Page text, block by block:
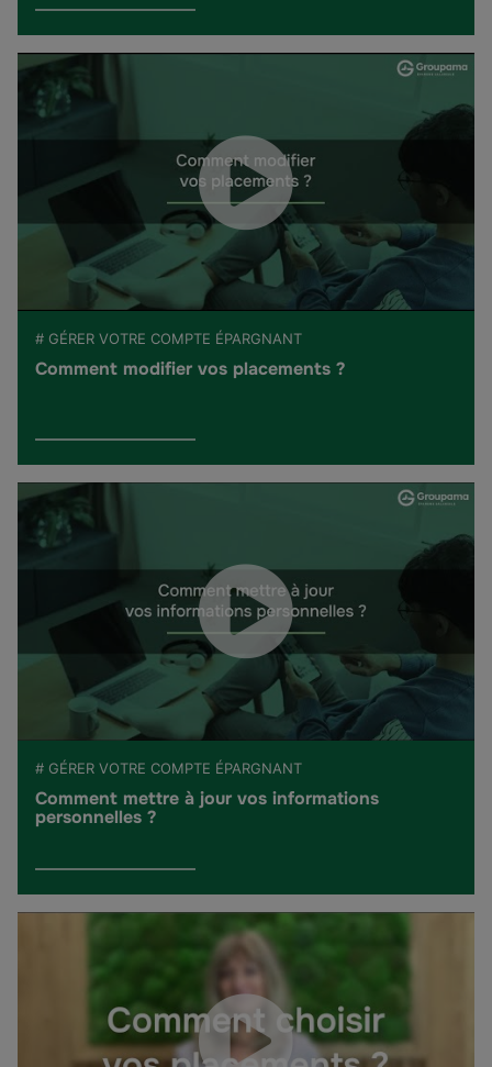
# GÉRER VOTRE COMPTE ÉPARGNANT
Comment modifier vos placements ?
# GÉRER VOTRE COMPTE ÉPARGNANT
Comment mettre à jour vos informations
personnelles ?